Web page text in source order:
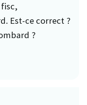
Est-ce correct ?
?